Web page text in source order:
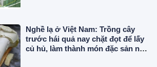
Nghề lạ ở Việt Nam: Trồng cây
trước hái quả nay chặt đọt để lấy
củ hủ, làm thành món đặc sản nổi